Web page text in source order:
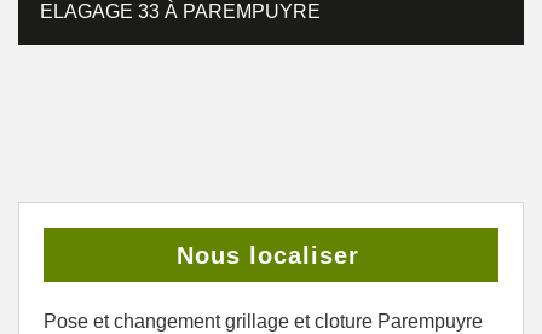
ELAGAGE 33 À PAREMPUYRE
Nous localiser
Pose et changement grillage et cloture Parempuyre